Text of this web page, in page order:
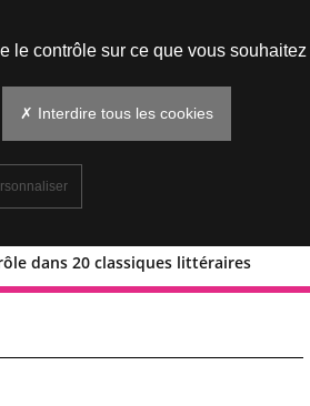
dans 20 classiques littéraires
de jeu de rôle
le contrôle sur ce que vous souhaitez
✗ Interdire tous les cookies